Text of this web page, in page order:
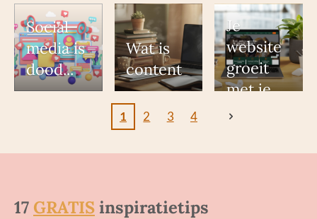
Social
media is
dood...
Wat is
content
Je
website
groeit
met je
mee
1 2 3 4
17 GRATISinspiratietips